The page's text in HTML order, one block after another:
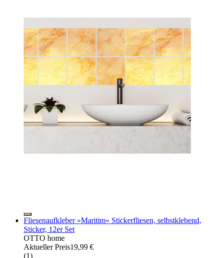
Fliesenaufkleber »Maritim« Stickerfliesen, selbstklebend,
Sticker, 12er Set
OTTO home
Aktueller Preis19,99 €
(1)